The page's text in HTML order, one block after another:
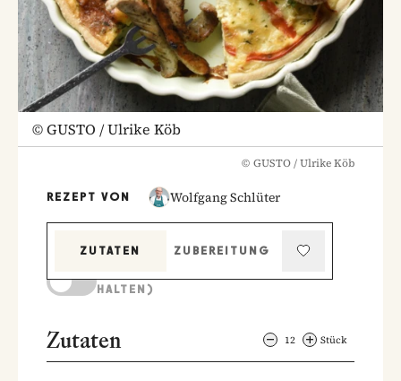
©GUSTO / Ulrike Köb
© GUSTO / Ulrike Köb
REZEPT VON Wolfgang Schlüter
ZUTATEN
ZUBEREITUNG
HALTEN)
Zutaten 12 Stück